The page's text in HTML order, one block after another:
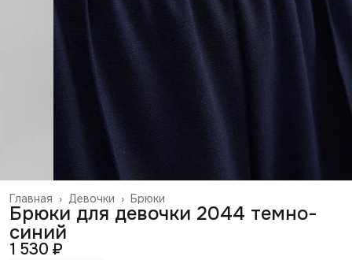
Брюки
Девочки ›
Главная ›
Брюки для девочки 2044 темно-
синий
1 530 ₽